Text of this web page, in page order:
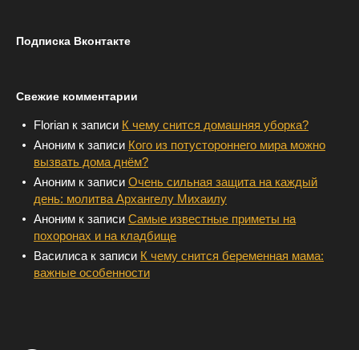
Подписка Вконтакте
Свежие комментарии
Florian к записи К чему снится домашняя уборка?
Аноним к записи Кого из потустороннего мира можно
вызвать дома днём?
Аноним к записи Очень сильная защита на каждый
день: молитва Архангелу Михаилу
Аноним к записи Самые известные приметы на
похоронах и на кладбище
Василиса к записи К чему снится беременная мама:
важные особенности